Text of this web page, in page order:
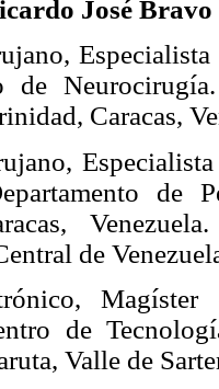
José Bravo
de
Caracas,
de
de
Magíster
de
Valle de